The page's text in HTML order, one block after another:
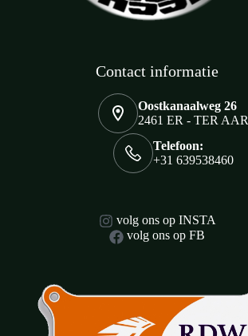
Contact informatie
Oostkanaalweg 26
2461 ER - TER AAR
Telefoon:
+31 639538460
volg ons op INSTA
volg ons op FB